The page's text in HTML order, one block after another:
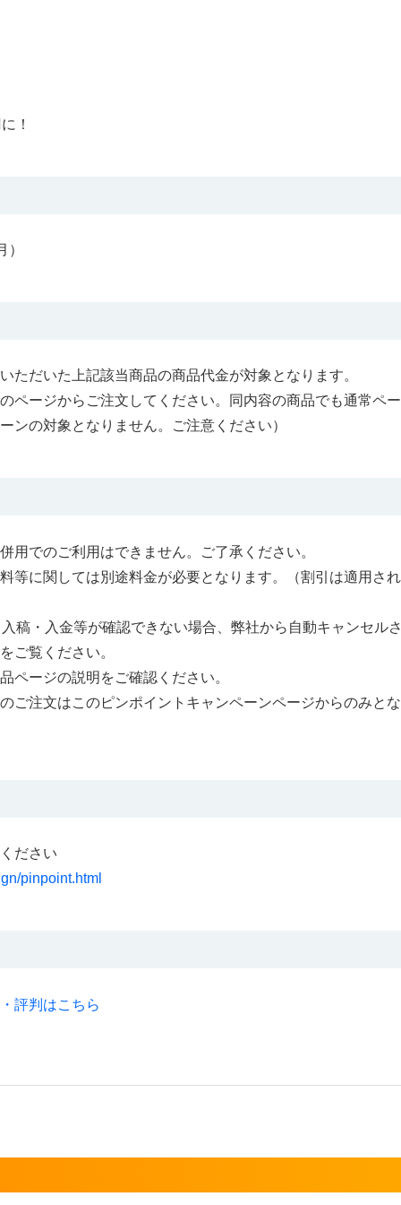
！
ただいた上記該当商品の商品代金が対象となります。
ページからご注文してください。同内容の商品でも通常ペ
ンの対象となりません。ご注意ください）
用でのご利用はできません。ご了承ください。
等に関しては別途料金が必要となります。（割引は適用さ
稿・入金等が確認できない場合、弊社から自動キャンセル
ご覧ください。
ページの説明をご確認ください。
ご注文はこのピンポイントキャンペーンページからのみと
ださい
pinpoint.html
評判はこちら